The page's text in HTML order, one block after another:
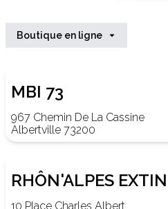
Boutique en ligne
MBI 73
967 Chemin De La Cassine
Albertville 73200
RHÔN'ALPES
10 Place Charles Albert